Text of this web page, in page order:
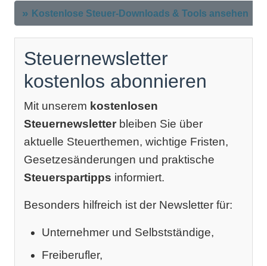
Kostenlose Steuer-Downloads & Tools ansehen
Steuernewsletter
kostenlos abonnieren
Mit unserem kostenlosen
Steuernewsletter bleiben Sie über
aktuelle Steuerthemen, wichtige Fristen,
Gesetzesänderungen und praktische
Steuerspartipps informiert.
Besonders hilfreich ist der Newsletter für:
Unternehmer und Selbstständige,
Freiberufler,